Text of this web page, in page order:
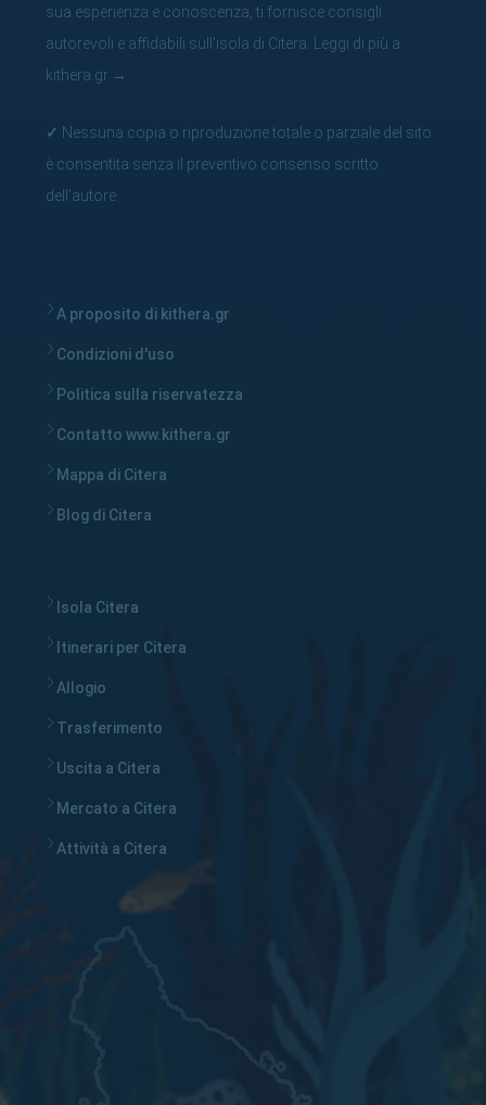
sua esperienza e conoscenza, ti fornisce consigli
autorevoli e affidabili sull'isola di Citera. Leggi di più a
kithera.gr →
✓ Nessuna copia o riproduzione totale o parziale del sito
è consentita senza il preventivo consenso scritto
dell'autore.
A proposito di kithera.gr
Condizioni d'uso
Politica sulla riservatezza
Contatto www.kithera.gr
Mappa di Citera
Blog di Citera
Isola Citera
Itinerari per Citera
Allogio
Trasferimento
Uscita a Citera
Mercato a Citera
Attività a Citera